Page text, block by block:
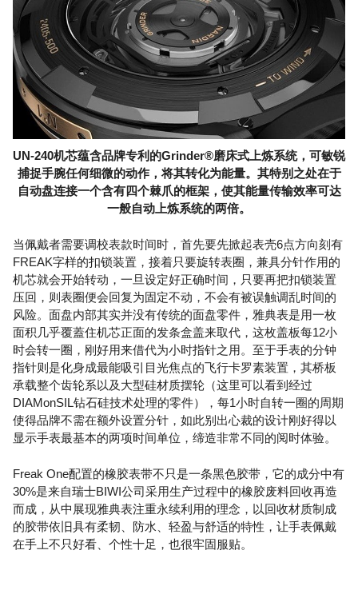
UN-240机芯蕴含品牌专利的Grinder®磨床式上炼系统，可敏锐
捕捉手腕任何细微的动作，将其转化为能量。其特别之处在于
自动盘连接一个含有四个棘爪的框架，使其能量传输效率可达
一般自动上炼系统的两倍。
当佩戴者需要调校表款时间时，首先要先掀起表壳6点方向刻有
FREAK字样的扣锁装置，接着只要旋转表圈，兼具分针作用的
机芯就会开始转动，一旦设定好正确时间，只要再把扣锁装置
压回，则表圈便会回复为固定不动，不会有被误触调乱时间的
风险。面盘内部其实并没有传统的面盘零件，雅典表是用一枚
面积几乎覆蓋住机芯正面的发条盒盖来取代，这枚盖板每12小
时会转一圈，刚好用来借代为小时指针之用。至于手表的分钟
指针则是化身成最能吸引目光焦点的飞行卡罗素装置，其桥板
承载整个齿轮系以及大型硅材质摆轮（这里可以看到经过
DIAMonSIL钻石硅技术处理的零件），每1小时自转一圈的周期
使得品牌不需在额外设置分针，如此别出心裁的设计刚好得以
显示手表最基本的两项时间单位，缔造非常不同的阅时体验。
Freak One配置的橡胶表带不只是一条黑色胶带，它的成分中有
30%是来自瑞士BIWI公司采用生产过程中的橡胶废料回收再造
而成，从中展现雅典表注重永续利用的理念，以回收材质制成
的胶带依旧具有柔韧、防水、轻盈与舒适的特性，让手表佩戴
在手上不只好看、个性十足，也很牢固服贴。